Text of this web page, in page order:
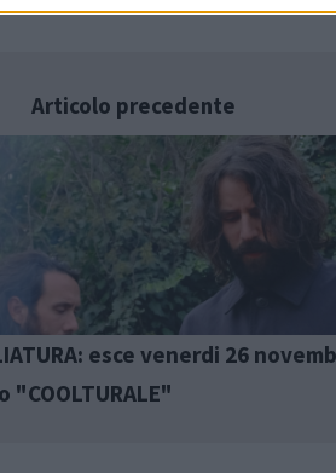
Articolo precedente
esce venerdi 26
"COOLTURALE"